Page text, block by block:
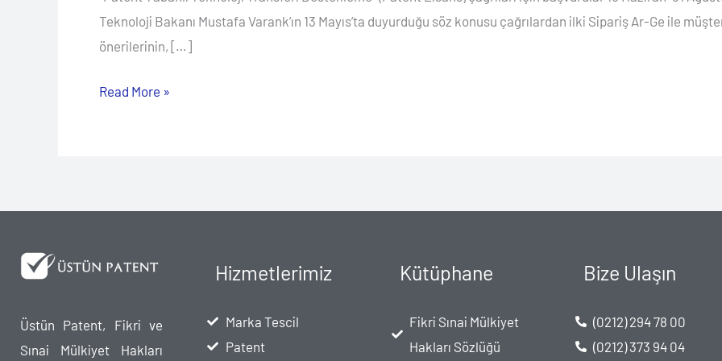
Teknoloji Bakanı Mustafa Varank’ın 13 Mayıs’ta duyurduğu söz konusu çağrılardan ilki Sipariş Ar-Ge ile
önerilerinin, […]
Read More »
Üstün Patent, Fikri ve
Sınai Mülkiyet Hakları
Hizmetlerimiz
Marka Tescil
Patent
Kütüphane
Fikri Sınai Mülkiyet
Hakları Sözlüğü
Bize Ulaşın
(0212) 294 78 00
(0212) 373 94 04